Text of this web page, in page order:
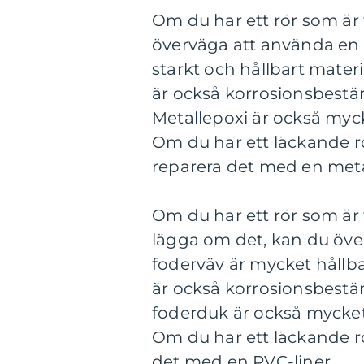
Om du har ett rör som
överväga att använda
starkt och hållbart
är också
Metallepoxi är också
Om du har ett läckande
reparera det med en
Om du har ett rör som
lägga om det, kan du
foderväv är mycket
är också
foderduk är också
Om du har ett läckande